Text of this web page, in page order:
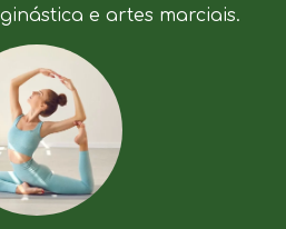
e artes marciais.